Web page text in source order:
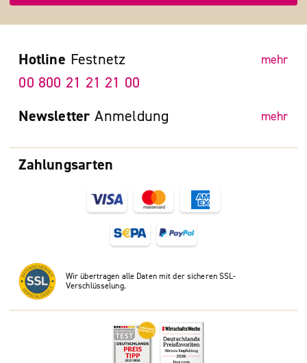
Zahlungsarten
Wir übertragen alle Daten mit der sicheren SSL-
Verschlüsselung.
Hotline Festnetz mehr
00 800 21 21 21 00
Newsletter Anmeldung mehr